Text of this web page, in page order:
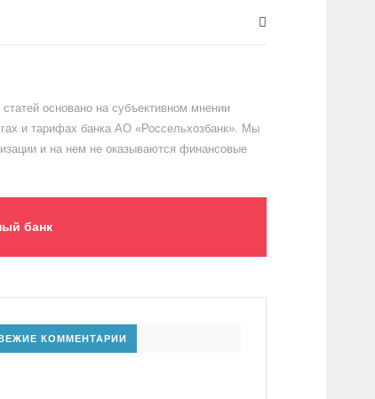
основано на субъективном мнении
и тарифах банка АО «Россельхозбанк». Мы
и на нем не оказываются финансовые
банк
КОММЕНТАРИИ